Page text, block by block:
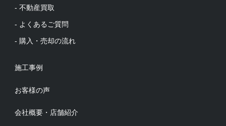
- 不動産買取
- よくあるご質問
- 購入・売却の流れ
施工事例
お客様の声
会社概要・店舗紹介